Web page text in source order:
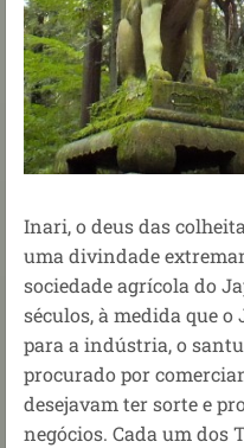
Inari, o deus das
uma divindade
sociedade agrícola do
séculos, à medida que
para a indústria, o
procurado por
desejavam ter sorte e
negócios. Cada um dos